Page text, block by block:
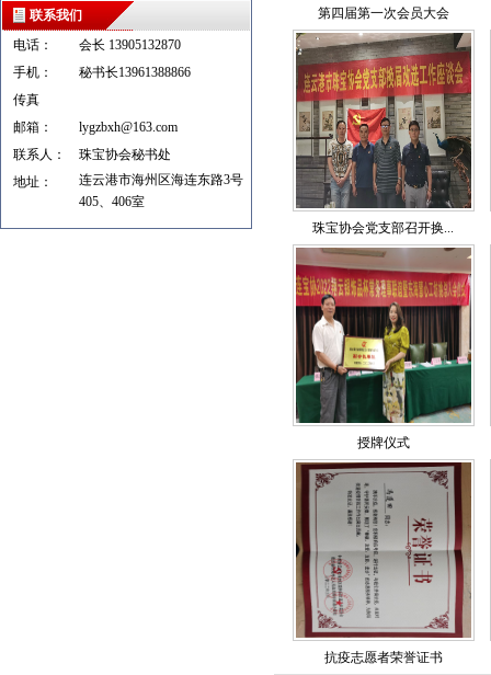
联系我们
电话：
会长 13905132870
手机：
秘书长13961388866
传真
邮箱：
lygzbxh@163.com
联系人：
珠宝协会秘书处
地址：
连云港市海州区海连东路3号
405、406室
第四届第一次会员大会
珠宝协会党支部召开换...
授牌仪式
抗疫志愿者荣誉证书